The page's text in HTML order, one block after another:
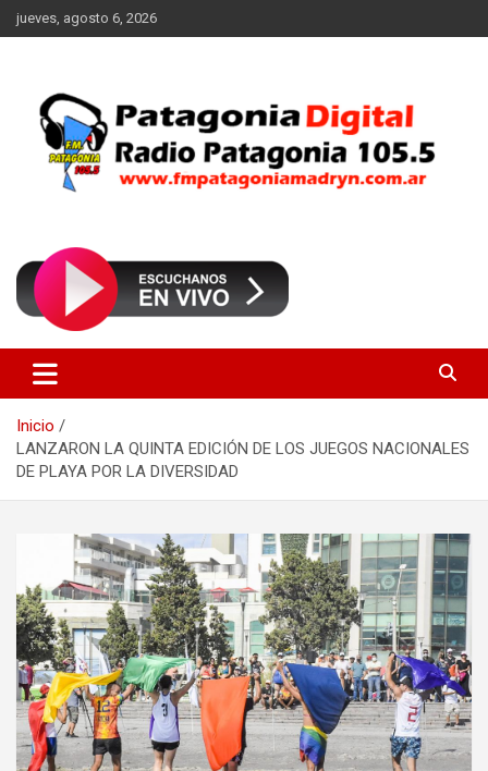
Saltar
al
jueves, agosto 6, 2026
FM Patagonia Madryn
Inicio
LANZARON LA QUINTA EDICIÓN DE LOS JUEGOS NACIONALES
DE PLAYA POR LA DIVERSIDAD